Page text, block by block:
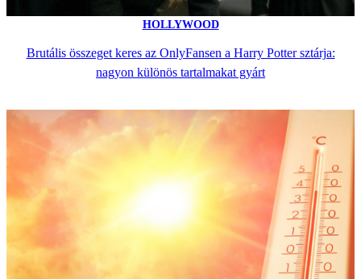
HOLLYWOOD
Brutális összeget keres az OnlyFansen a Harry Potter sztárja:
nagyon különös tartalmakat gyárt